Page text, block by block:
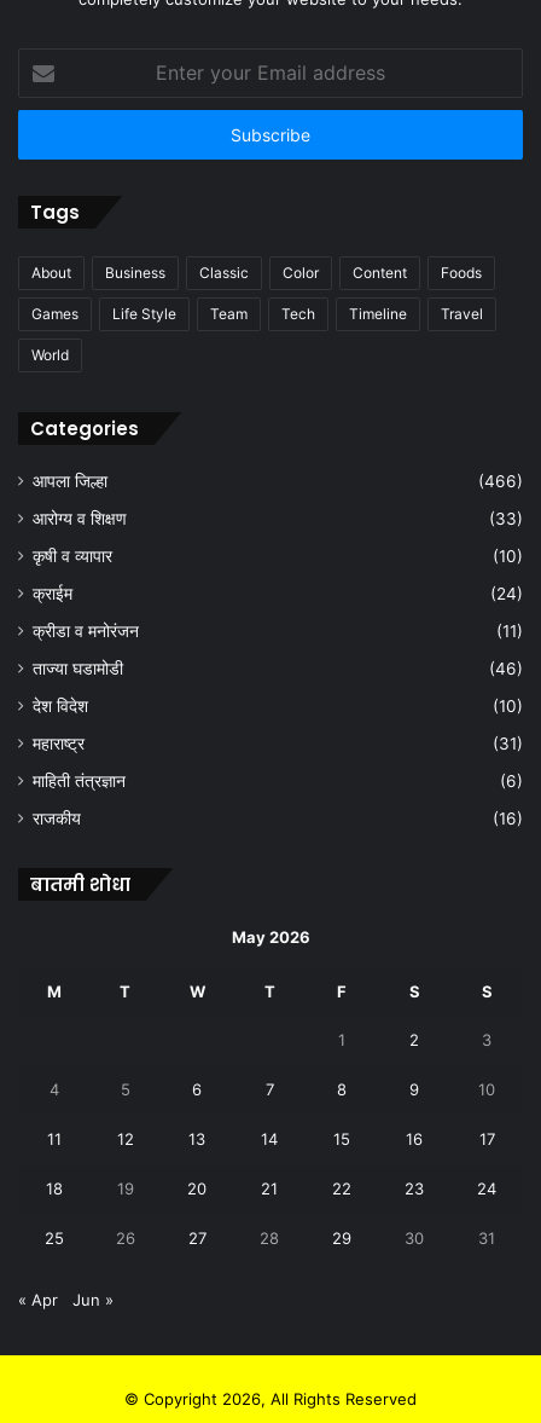
your
Email
Tags
About Business Classic Color Content Foods
Games Life Style Team Tech Timeline Travel
World
Categories
आपला जिल्हा
(466)
आरोग्य व शिक्षण
(33)
कृषी व व्यापार
(10)
क्राईम
(24)
क्रीडा व मनोरंजन
(11)
ताज्या घडामोडी
(46)
देश विदेश
(10)
महाराष्ट्र
(31)
माहिती तंत्रज्ञान
(6)
राजकीय
(16)
बातमी शोधा
May 2026
M T W T F S S
1 2 3
4 5 6 7 8 9 10
11 12 13 14 15 16 17
18 19 20 21 22 23 24
25 26 27 28 29 30 31
« Apr Jun »
© Copyright 2026, All Rights Reserved